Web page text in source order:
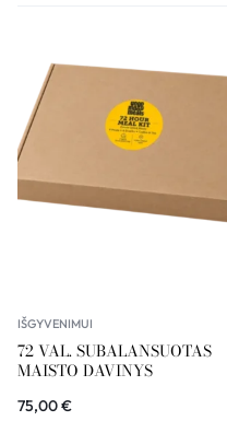
IŠGYVENIMUI
72 VAL. SUBALANSUOTAS
MAISTO DAVINYS
75,00€